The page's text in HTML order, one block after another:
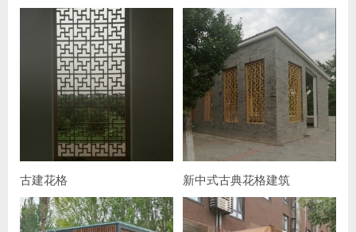
古建花格 新中式古典花格建筑